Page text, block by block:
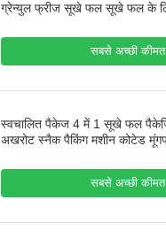
ग्रेन्युल फ्रीज सूखे फल सूखे फल के
सबसे अच्छी कीमत
स्वचालित पैकेज 4 में 1 सूखे फल
अखरोट स्नैक पैकिंग मशीन कोटेड
सबसे अच्छी कीमत